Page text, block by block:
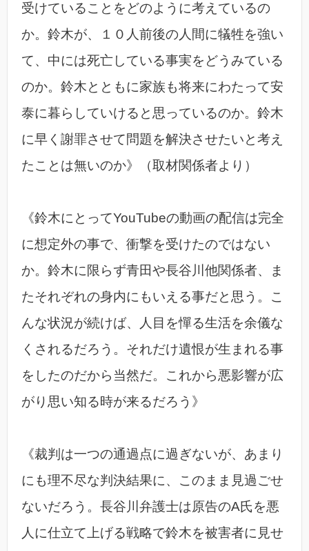
受けていることをどのように考えているの
か。鈴木が、１０人前後の人間に犠牲を強い
て、中には死亡している事実をどうみている
のか。鈴木とともに家族も将来にわたって安
泰に暮らしていけると思っているのか。鈴木
に早く謝罪させて問題を解決させたいと考え
たことは無いのか》（取材関係者より）
《鈴木にとってYouTubeの動画の配信は完全
に想定外の事で、衝撃を受けたのではない
か。鈴木に限らず青田や長谷川他関係者、ま
たそれぞれの身内にもいえる事だと思う。こ
んな状況が続けば、人目を憚る生活を余儀な
くされるだろう。それだけ遺恨が生まれる事
をしたのだから当然だ。これから悪影響が広
がり思い知る時が来るだろう》
《裁判は一つの通過点に過ぎないが、あまり
にも理不尽な判決結果に、このまま見過ごせ
ないだろう。長谷川弁護士は原告のA氏を悪
人に仕立て上げる戦略で鈴木を被害者に見せ